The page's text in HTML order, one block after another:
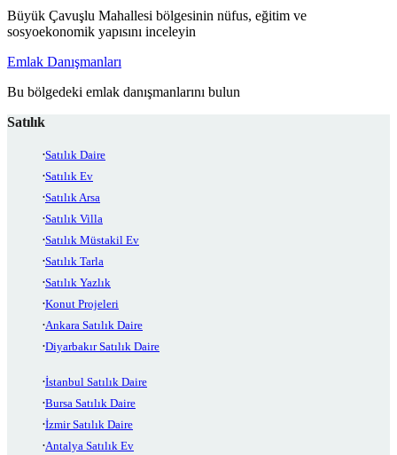
Büyük Çavuşlu Mahallesi bölgesinin nüfus, eğitim ve
sosyoekonomik yapısını inceleyin
Emlak Danışmanları
Bu bölgedeki emlak danışmanlarını bulun
Satılık
Satılık Daire
Satılık Ev
Satılık Arsa
Satılık Villa
Satılık Müstakil Ev
Satılık Tarla
Satılık Yazlık
Konut Projeleri
Ankara Satılık Daire
Diyarbakır Satılık Daire
İstanbul Satılık Daire
Bursa Satılık Daire
İzmir Satılık Daire
Antalya Satılık Ev